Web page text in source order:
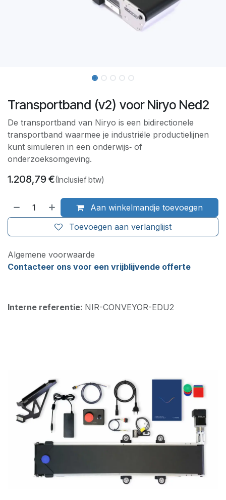
Transportband (v2) voor Niryo Ned2
De transportband van Niryo is een bidirectionele
transportband waarmee je industriële productielijnen
kunt simuleren in een onderwijs‑ of
onderzoeksomgeving.
1.208,79€(Inclusief btw)
Aan winkelmandje toevoegen
Toevoegen aan verlanglijst
Algemene voorwaarde
Contacteer ons voor een vrijblijvende offerte
Interne referentie: NIR-CONVEYOR-EDU2